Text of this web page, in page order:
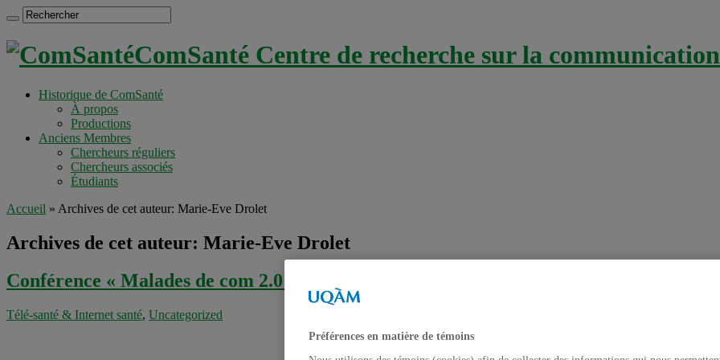
ComSanté Centre de recherche sur la
Historique de ComSanté
À propos
Productions
Anciens Membres
Chercheurs réguliers
Chercheurs associés
Étudiants
Accueil » Archives de cet auteur: Marie-Eve Drolet
Archives de cet auteur: Marie-Eve Drolet
Conférence « Malades de com 2.0 »: pour une communication stratégique
Télé-santé & Internet santé, Uncategorized
Préférences en matière de témoins